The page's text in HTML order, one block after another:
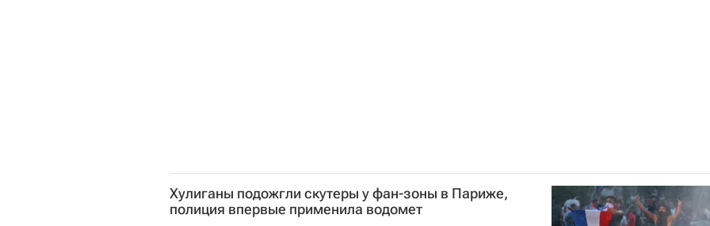
Хулиганы подожгли скутеры у фан-зоны в Париже,
полиция впервые применила водомет